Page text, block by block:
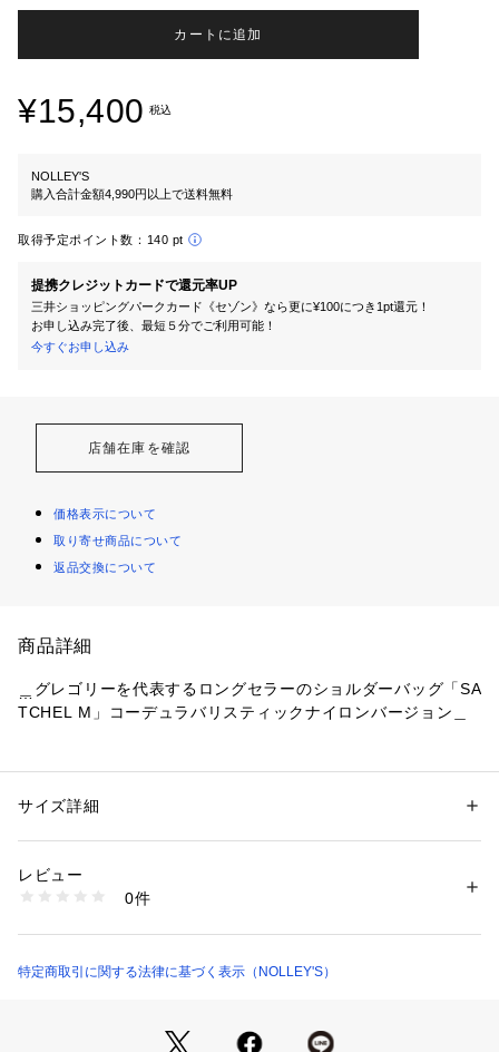
カートに追加
¥15,400 税込
NOLLEY'S
購入合計金額4,990円以上で送料無料
取得予定ポイント数： 140 pt
提携クレジットカードで還元率UP
三井ショッピングパークカード《セゾン》なら更に¥100につき1pt還元！
お申し込み完了後、最短５分でご利用可能！
今すぐお申し込み
店舗在庫を確認
価格表示について
取り寄せ商品について
返品交換について
商品詳細
＿グレゴリーを代表するロングセラーのショルダーバッグ「SA
TCHEL M」コーデュラバリスティックナイロンバージョン＿
変わりました。
・ジッパー開閉のメインコンパートメント
・長さ調節が可能なショルダーストラップ
性別：メンズ
タグ：オフィス カジュアル バッグ リュック プレゼント
生産国：フィリピン製
1290000020977
サイズ詳細
レビュー
0件
特定商取引に関する法律に基づく表示（NOLLEY'S）